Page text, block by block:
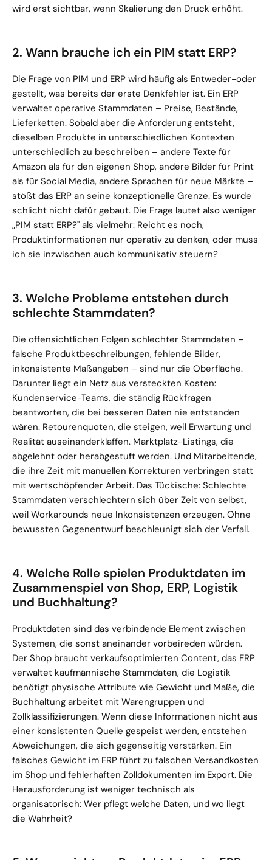
wird erst sichtbar, wenn Skalierung den Druck erhöht.
2. Wann brauche ich ein PIM statt ERP?
Die Frage von PIM und ERP wird häufig als Entweder-oder
gestellt, was bereits der erste Denkfehler ist. Ein ERP
verwaltet operative Stammdaten – Preise, Bestände,
Lieferketten. Sobald aber die Anforderung entsteht,
dieselben Produkte in unterschiedlichen Kontexten
unterschiedlich zu beschreiben – andere Texte für
Amazon als für den eigenen Shop, andere Bilder für Print
als für Social Media, andere Sprachen für neue Märkte –
stößt das ERP an seine konzeptionelle Grenze. Es wurde
schlicht nicht dafür gebaut. Die Frage lautet also weniger
„PIM statt ERP?" als vielmehr: Reicht es noch,
Produktinformationen nur operativ zu denken, oder muss
ich sie inzwischen auch kommunikativ steuern?
3. Welche Probleme entstehen durch
schlechte Stammdaten?
Die offensichtlichen Folgen schlechter Stammdaten –
falsche Produktbeschreibungen, fehlende Bilder,
inkonsistente Maßangaben – sind nur die Oberfläche.
Darunter liegt ein Netz aus versteckten Kosten:
Kundenservice-Teams, die ständig Rückfragen
beantworten, die bei besseren Daten nie entstanden
wären. Retourenquoten, die steigen, weil Erwartung und
Realität auseinanderklaffen. Marktplatz-Listings, die
abgelehnt oder herabgestuft werden. Und Mitarbeitende,
die ihre Zeit mit manuellen Korrekturen verbringen statt
mit wertschöpfender Arbeit. Das Tückische: Schlechte
Stammdaten verschlechtern sich über Zeit von selbst,
weil Workarounds neue Inkonsistenzen erzeugen. Ohne
bewussten Gegenentwurf beschleunigt sich der Verfall.
4. Welche Rolle spielen Produktdaten im
Zusammenspiel von Shop, ERP, Logistik
und Buchhaltung?
Produktdaten sind das verbindende Element zwischen
Systemen, die sonst aneinander vorbeireden würden.
Der Shop braucht verkaufsoptimierten Content, das ERP
verwaltet kaufmännische Stammdaten, die Logistik
benötigt physische Attribute wie Gewicht und Maße, die
Buchhaltung arbeitet mit Warengruppen und
Zollklassifizierungen. Wenn diese Informationen nicht aus
einer konsistenten Quelle gespeist werden, entstehen
Abweichungen, die sich gegenseitig verstärken. Ein
falsches Gewicht im ERP führt zu falschen Versandkosten
im Shop und fehlerhaften Zolldokumenten im Export. Die
Herausforderung ist weniger technisch als
organisatorisch: Wer pflegt welche Daten, und wo liegt
die Wahrheit?